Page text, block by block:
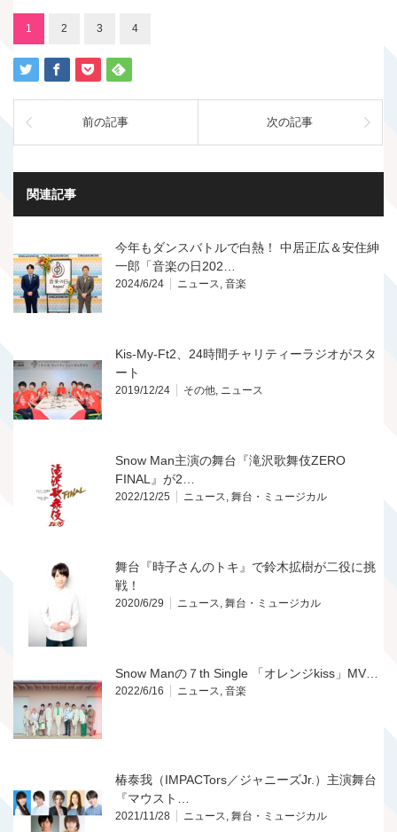
1 2 3 4
前の記事 次の記事
関連記事
今年もダンスバトルで白熱！ 中居正広＆安住紳
一郎「音楽の日202…
2024/6/24 ニュース, 音楽
Kis-My-Ft2、24時間チャリティーラジオがスタ
ート
2019/12/24 その他, ニュース
Snow Man主演の舞台『滝沢歌舞伎ZERO
FINAL』が2…
2022/12/25 ニュース, 舞台・ミュージカル
舞台『時子さんのトキ』で鈴木拡樹が二役に挑
戦！
2020/6/29 ニュース, 舞台・ミュージカル
Snow Manの７th Single 「オレンジkiss」MV…
2022/6/16 ニュース, 音楽
椿泰我（IMPACTors／ジャニーズJr.）主演舞台
『マウスト…
2021/11/28 ニュース, 舞台・ミュージカル